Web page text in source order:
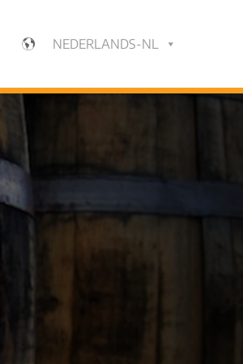
NEDERLANDS-NL